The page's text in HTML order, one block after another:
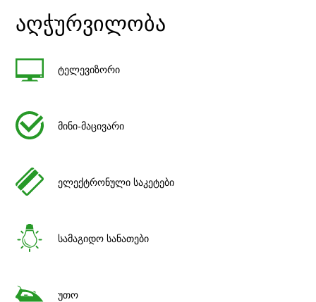
აღჭურვილობა
ტელევიზორი
მინი-მაცივარი
ელექტრონული საკეტები
სამაგიდო სანათები
უთო